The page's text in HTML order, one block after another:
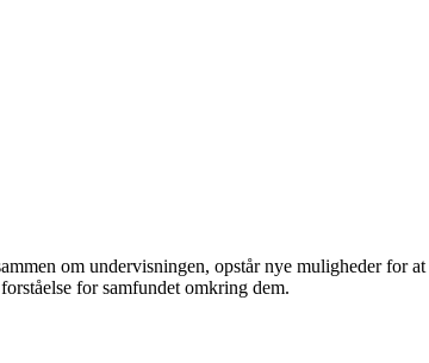
om undervisningen, opstår nye muligheder for
for samfundet omkring dem.